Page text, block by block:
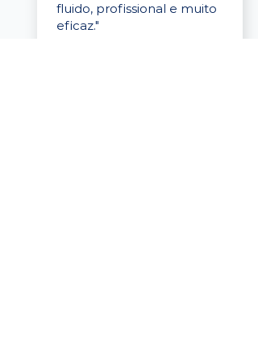
fluido, profissional e muito
eficaz."